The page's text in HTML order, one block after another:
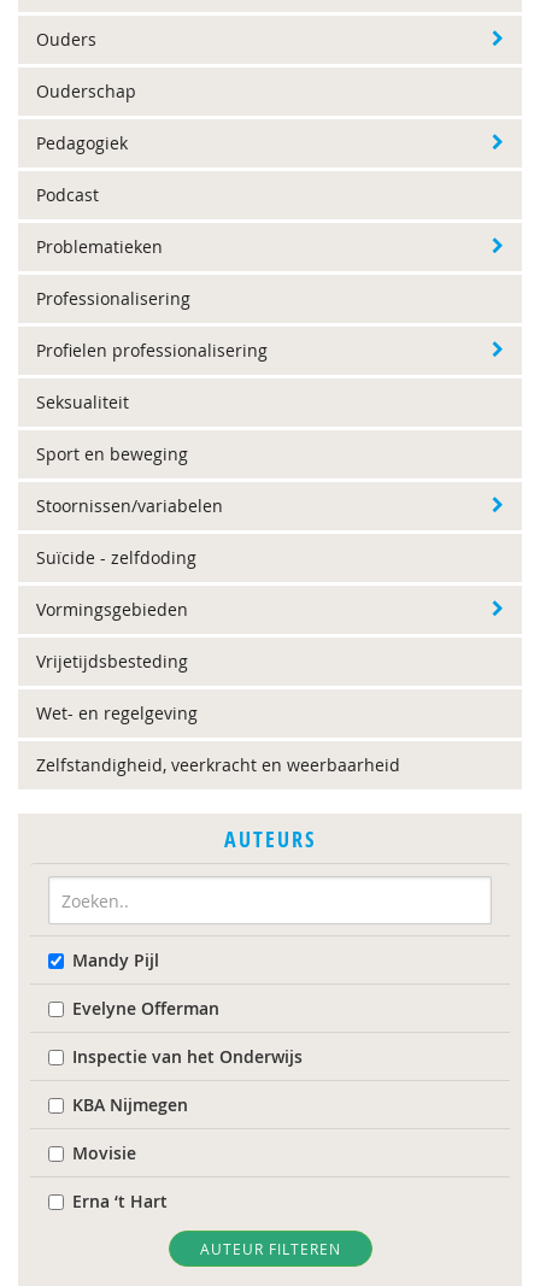
Ouders
Ouderschap
Pedagogiek
Podcast
Problematieken
Professionalisering
Profielen professionalisering
Seksualiteit
Sport en beweging
Stoornissen/variabelen
Suïcide - zelfdoding
Vormingsgebieden
Vrijetijdsbesteding
Wet- en regelgeving
Zelfstandigheid, veerkracht en weerbaarheid
AUTEURS
Mandy Pijl
Evelyne Offerman
Inspectie van het Onderwijs
KBA Nijmegen
Movisie
Erna ‘t Hart
Judith ’t Gilde AUTEUR FILTEREN